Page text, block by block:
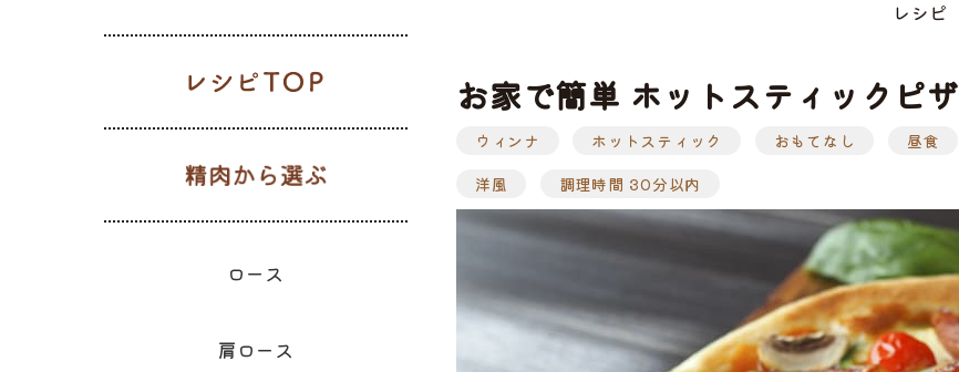
ロース 肩ロース モモ
ベーコン ウィンナ
ギフト一覧 精肉のギフト 精肉と加工品
のギフト
加工品の
ギフト
レシピ
お家で簡単 ホットスティックピザ
ウィンナ ホットスティック おもてなし 昼食
洋風
調理時間 30分以内
生肉から選ぶ
ロース
肩ロース